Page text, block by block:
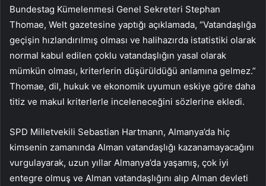
Bundestag Kümelenmesi Genel Sekreteri Stephan
Thomae, Welt gazetesine yaptığı açıklamada, “Vatandaşlığa
geçişin hızlandırılmış olması ve halihazırda istatistiki olarak
normal kabul edilen çoklu vatandaşlığın yasal olarak
mümkün olması, kriterlerin düşürüldüğü anlamına gelmez.”
Thomae, dil, hukuk ve ekonomik uyumun eskiye göre daha
titiz ve makul kriterlerle inceleneceğini sözlerine ekledi.
SPD Milletvekili Sebastian Hartmann, Almanya’da hiç
kimsenin zamanında Alman vatandaşlığı kazanamayacağını
vurgulayarak, uzun yıllar Almanya’da yaşamış, çok iyi
entegre olmuş ve Alman vatandaşlığını alıp Alman devleti